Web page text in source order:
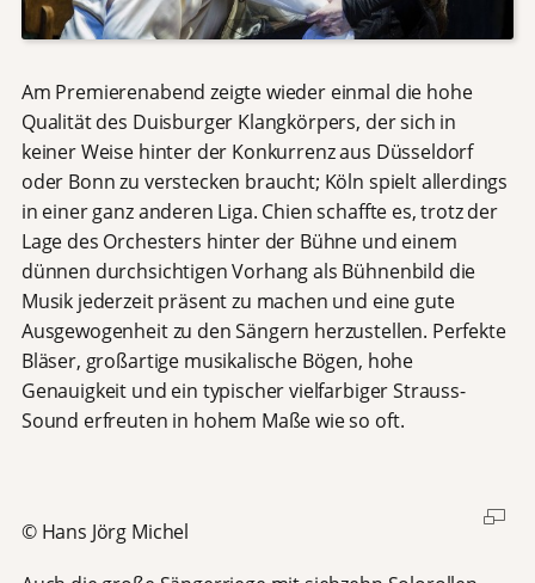
Am Premierenabend zeigte wieder einmal die hohe
Qualität des Duisburger Klangkörpers, der sich in
keiner Weise hinter der Konkurrenz aus Düsseldorf
oder Bonn zu verstecken braucht; Köln spielt allerdings
in einer ganz anderen Liga. Chien schaffte es, trotz der
Lage des Orchesters hinter der Bühne und einem
dünnen durchsichtigen Vorhang als Bühnenbild die
Musik jederzeit präsent zu machen und eine gute
Ausgewogenheit zu den Sängern herzustellen. Perfekte
Bläser, großartige musikalische Bögen, hohe
Genauigkeit und ein typischer vielfarbiger Strauss-
Sound erfreuten in hohem Maße wie so oft.
© Hans Jörg Michel